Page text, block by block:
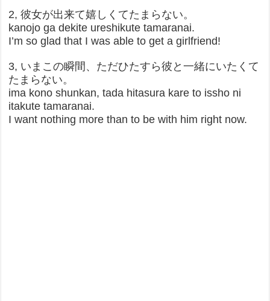
2, 彼女が出来て嬉しくてたまらない。
kanojo ga dekite ureshikute tamaranai.
I’m so glad that I was able to get a girlfriend!
3, いまこの瞬間、ただひたすら彼と一緒にいたくて
たまらない。
ima kono shunkan, tada hitasura kare to issho ni
itakute tamaranai.
I want nothing more than to be with him right now.